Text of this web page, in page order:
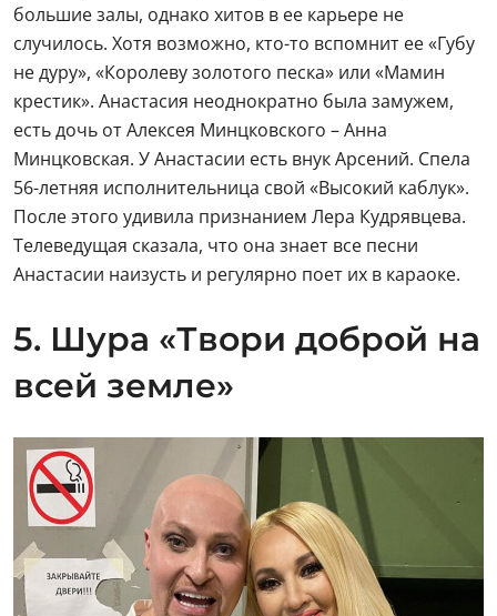
большие залы, однако хитов в ее карьере не
случилось. Хотя возможно, кто-то вспомнит ее «Губу
не дуру», «Королеву золотого песка» или «Мамин
крестик». Анастасия неоднократно была замужем,
есть дочь от Алексея Минцковского – Анна
Минцковская. У Анастасии есть внук Арсений. Спела
56-летняя исполнительница свой «Высокий каблук».
После этого удивила признанием Лера Кудрявцева.
Телеведущая сказала, что она знает все песни
Анастасии наизусть и регулярно поет их в караоке.
5. Шура «Твори доброй на
всей земле»